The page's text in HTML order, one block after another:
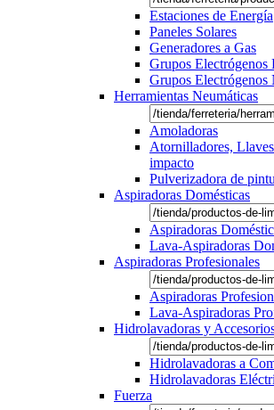
Estaciones de Energía
Paneles Solares
Generadores a Gas
Grupos Electrógenos
Grupos Electrógenos
Herramientas Neumáticas
Amoladoras
Atornilladores,
impacto
Pulverizadora de
Aspiradoras Domésticas
Aspiradoras
Lava-Aspiradoras
Aspiradoras Profesionales
Aspiradoras
Lava-Aspiradoras
Hidrolavadoras y
Hidrolavadoras a
Hidrolavadoras
Fuerza